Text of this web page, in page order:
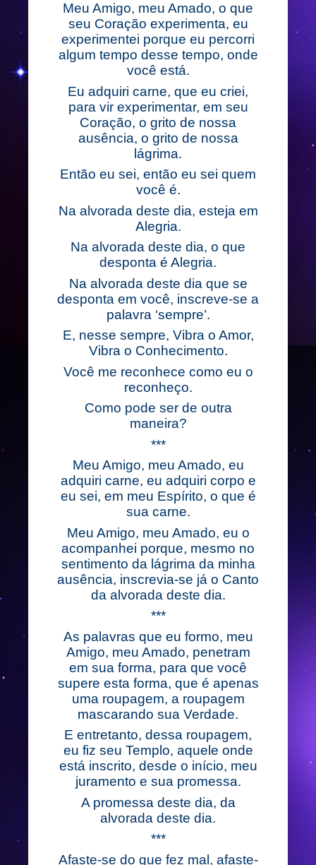
Meu Amigo, meu Amado, o que
seu Coração experimenta, eu
experimentei porque eu percorri
algum tempo desse tempo, onde
você está.
Eu adquiri carne, que eu criei,
para vir experimentar, em seu
Coração, o grito de nossa
ausência, o grito de nossa
lágrima.
Então eu sei, então eu sei quem
você é.
Na alvorada deste dia, esteja em
Alegria.
Na alvorada deste dia, o que
desponta é Alegria.
Na alvorada deste dia que se
desponta em você, inscreve-se a
palavra ‘sempre’.
E, nesse sempre, Vibra o Amor,
Vibra o Conhecimento.
Você me reconhece como eu o
reconheço.
Como pode ser de outra
maneira?
***
Meu Amigo, meu Amado, eu
adquiri carne, eu adquiri corpo e
eu sei, em meu Espírito, o que é
sua carne.
Meu Amigo, meu Amado, eu o
acompanhei porque, mesmo no
sentimento da lágrima da minha
ausência, inscrevia-se já o Canto
da alvorada deste dia.
***
As palavras que eu formo, meu
Amigo, meu Amado, penetram
em sua forma, para que você
supere esta forma, que é apenas
uma roupagem, a roupagem
mascarando sua Verdade.
E entretanto, dessa roupagem,
eu fiz seu Templo, aquele onde
está inscrito, desde o início, meu
juramento e sua promessa.
A promessa deste dia, da
alvorada deste dia.
***
Afaste-se do que fez mal, afaste-